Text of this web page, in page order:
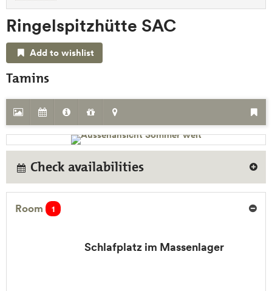
Ringelspitzhütte SAC
Add to wishlist
Tamins
Check availabilities
Room 1
Schlafplatz im Massenlager